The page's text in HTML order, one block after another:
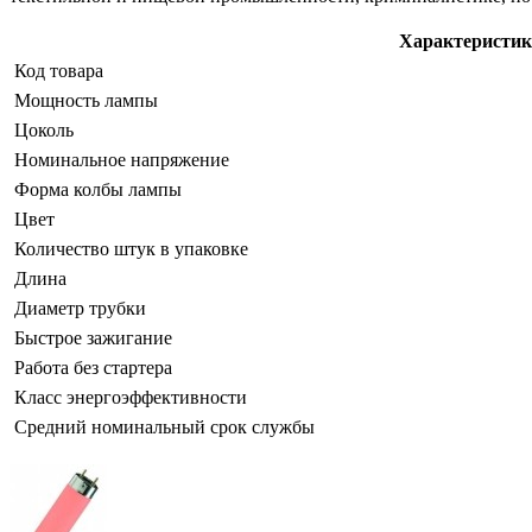
Код товара
Мощность лампы
Цоколь
Номинальное напряжение
Форма колбы лампы
Цвет
Количество штук в упаковке
Длина
Диаметр трубки
Быстрое зажигание
Работа без стартера
Класс энергоэффективности
Средний номинальный срок службы